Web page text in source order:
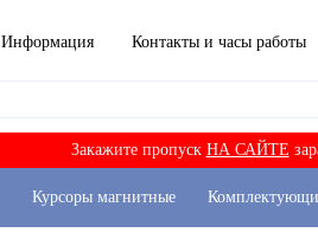
Информация Контакты и часы работы
Закажите пропуск НА САЙТЕ
Курсоры магнитные